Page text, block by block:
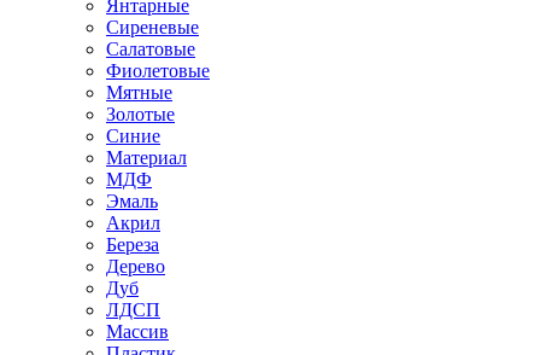
Янтарные
Сиреневые
Салатовые
Фиолетовые
Мятные
Золотые
Синие
Материал
МДФ
Эмаль
Акрил
Береза
Дерево
Дуб
ЛДСП
Массив